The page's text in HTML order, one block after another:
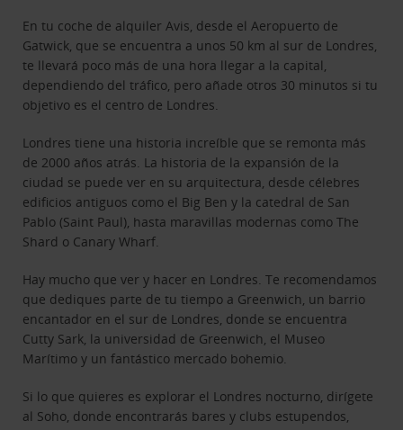
En tu coche de alquiler Avis, desde el Aeropuerto de
Gatwick, que se encuentra a unos 50 km al sur de Londres,
te llevará poco más de una hora llegar a la capital,
dependiendo del tráfico, pero añade otros 30 minutos si tu
objetivo es el centro de Londres.
Londres tiene una historia increíble que se remonta más
de 2000 años atrás. La historia de la expansión de la
ciudad se puede ver en su arquitectura, desde célebres
edificios antiguos como el Big Ben y la catedral de San
Pablo (Saint Paul), hasta maravillas modernas como The
Shard o Canary Wharf.
Hay mucho que ver y hacer en Londres. Te recomendamos
que dediques parte de tu tiempo a Greenwich, un barrio
encantador en el sur de Londres, donde se encuentra
Cutty Sark, la universidad de Greenwich, el Museo
Marítimo y un fantástico mercado bohemio.
Si lo que quieres es explorar el Londres nocturno, dirígete
al Soho, donde encontrarás bares y clubs estupendos,